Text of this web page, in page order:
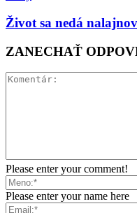
Život sa nedá
ZANECHAŤ
Please enter your comment!
Please enter your name here